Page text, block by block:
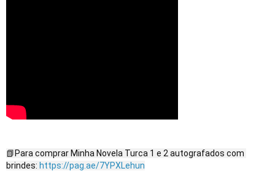
📗Para comprar Minha Novela Turca 1 e 2 autografados com
brindes: https://pag.ae/7YPXLehun